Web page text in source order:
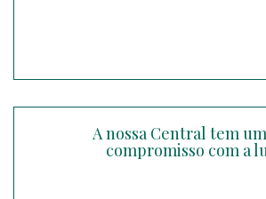
A nossa Central tem
compromisso com a